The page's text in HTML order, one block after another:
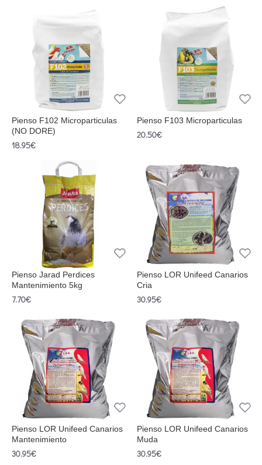
Pienso F102 Microparticulas
(NO DORE)
18.95€
Pienso F103 Microparticulas
20.50€
Pienso Jarad Perdices
Mantenimiento 5kg
7.70€
Pienso LOR Unifeed Canarios
Cria
30.95€
Pienso LOR Unifeed Canarios
Mantenimiento
30.95€
Pienso LOR Unifeed Canarios
Muda
30.95€